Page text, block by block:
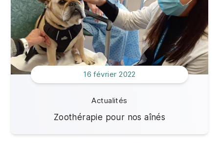
16 février 2022
Actualités
Zoothérapie pour nos aînés